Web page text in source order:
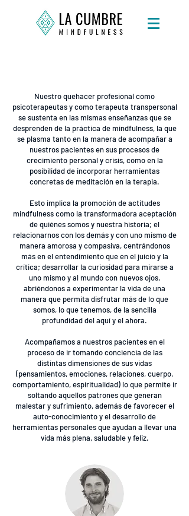
Nuestro quehacer profesional como
psicoterapeutas y como terapeuta transpersonal
se sustenta en las mismas enseñanzas que se
desprenden de la práctica de mindfulness, la que
se plasma tanto en la manera de acompañar a
nuestros pacientes en sus procesos de
crecimiento personal y crisis, como en la
posibilidad de incorporar herramientas
concretas de meditación en la terapia.
Esto implica la promoción de actitudes
mindfulness como la transformadora aceptación
de quiénes somos y nuestra historia; el
relacionarnos con los demás y con uno mismo de
manera amorosa y compasiva, centrándonos
más en el entendimiento que en el juicio y la
crítica; desarrollar la curiosidad para mirarse a
uno mismo y al mundo con nuevos ojos,
abriéndonos a experimentar la vida de una
manera que permita disfrutar más de lo que
somos, lo que tenemos, de la sencilla
profundidad del aquí y el ahora.
Acompañamos a nuestros pacientes en el
proceso de ir tomando conciencia de las
distintas dimensiones de sus vidas
(pensamientos, emociones, relaciones, cuerpo,
comportamiento, espiritualidad) lo que permite ir
soltando aquellos patrones que generan
malestar y sufrimiento, además de favorecer el
auto-conocimiento y el desarrollo de
herramientas personales que ayudan a llevar una
vida más plena, saludable y feliz.